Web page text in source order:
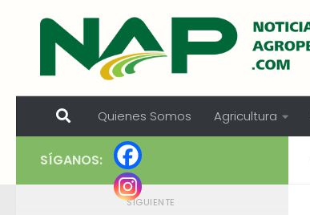
Skip to content
Quienes Somos Agricultura
SÍGANOS:
SIGUIENTE